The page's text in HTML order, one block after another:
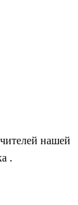
нашей
.